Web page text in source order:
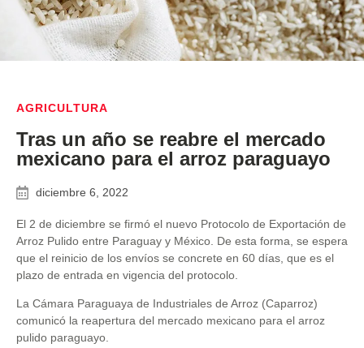
AGRICULTURA
Tras un año se reabre el mercado
mexicano para el arroz paraguayo
diciembre 6, 2022
El 2 de diciembre se firmó el nuevo Protocolo de Exportación de
Arroz Pulido entre Paraguay y México. De esta forma, se espera
que el reinicio de los envíos se concrete en 60 días, que es el
plazo de entrada en vigencia del protocolo.
La Cámara Paraguaya de Industriales de Arroz (Caparroz)
comunicó la reapertura del mercado mexicano para el arroz
pulido paraguayo.